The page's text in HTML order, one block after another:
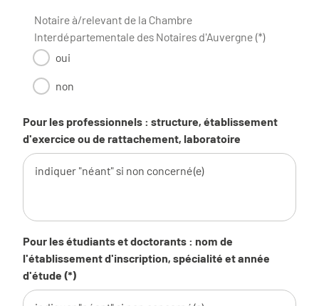
Notaire à/relevant de la Chambre
Interdépartementale des Notaires d'Auvergne (*)
oui
non
Pour les professionnels : structure, établissement
d'exercice ou de rattachement, laboratoire
Pour les étudiants et doctorants : nom de
l'établissement d'inscription, spécialité et année
d'étude (*)